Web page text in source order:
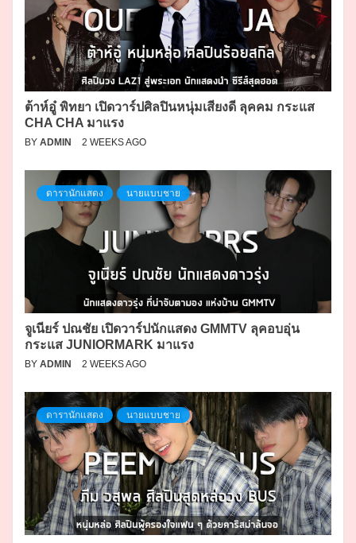
ต้าห์อู๋ พิทยา เปิดวาร์ปศิลปินหนุ่มเสียงดี ลุคคม กระแส
CHA CHA มาแรง
BY ADMIN 2 WEEKS AGO
ดารานักแสดง นายแบบชาย
จูเนียร์ ปณชัย เปิดวาร์ปนักแสดง GMMTV ลุคอบอุ่น
กระแส JUNIORMARK มาแรง
BY ADMIN 2 WEEKS AGO
ดารานักแสดง นายแบบชาย